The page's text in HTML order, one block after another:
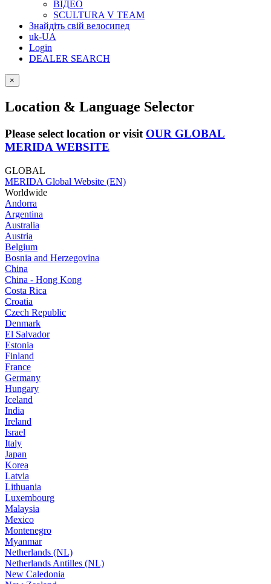
ВІДЕО
SCULTURA V TEAM
Знайдіть свій велосипед
uk-UA
Login
DEALER SEARCH
×
Location & Language Selector
Please select location or visit OUR GLOBAL
MERIDA WEBSITE
GLOBAL
MERIDA Global Website (EN)
Worldwide
Andorra
Argentina
Australia
Austria
Belgium
Bosnia and Herzegovina
China
China - Hong Kong
Costa Rica
Croatia
Czech Republic
Denmark
El Salvador
Estonia
Finland
France
Germany
Hungary
Iceland
India
Ireland
Israel
Italy
Japan
Korea
Latvia
Lithuania
Luxembourg
Malaysia
Mexico
Montenegro
Myanmar
Netherlands (NL)
Netherlands Antilles (NL)
New Caledonia